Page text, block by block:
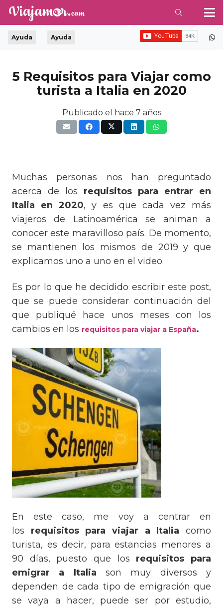
Ayuda Ayuda
5 Requisitos para Viajar como
turista a Italia en 2020
Publicado el hace 7 años
Muchas personas nos han preguntado
acerca de los requisitos para entrar en
Italia en 2020, y es que cada vez más
viajeros de Latinoamérica se animan a
conocer este maravilloso país. De momento,
se mantienen los mismos de 2019 y que
explicamos uno a uno en el video.
Es por lo que he decidido escribir este post,
que se puede considerar continuación del
que publiqué hace unos meses con los
cambios en los requisitos para viajar a España.
En este caso, me voy a centrar en
los requisitos para viajar a Italia como
turista, es decir, para estancias menores a
90 días, puesto que los requisitos para
emigrar a Italia son muy diversos y
dependen de cada tipo de emigración que
se vaya a hacer, puede ser por estudio,